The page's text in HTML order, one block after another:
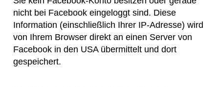
nicht bei Facebook eingeloggt sind. Diese
Information (einschließlich Ihrer IP-Adresse) wird
von Ihrem Browser direkt an einen Server von
Facebook in den USA übermittelt und dort
gespeichert.